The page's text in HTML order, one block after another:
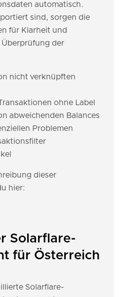
automatisch.
sind, sorgen die
für Klarheit und
der
nicht verknüpften
ohne Label
abweichenden Balances
Problemen
dieser
hier:
Solarflare-
für Österreich
Solarflare-